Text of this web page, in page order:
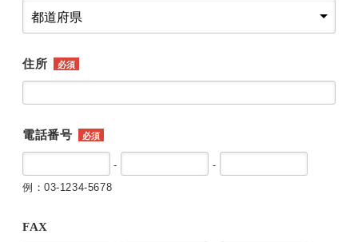
住所 必須
電話番号 必須
-
-
例：03-1234-5678
FAX